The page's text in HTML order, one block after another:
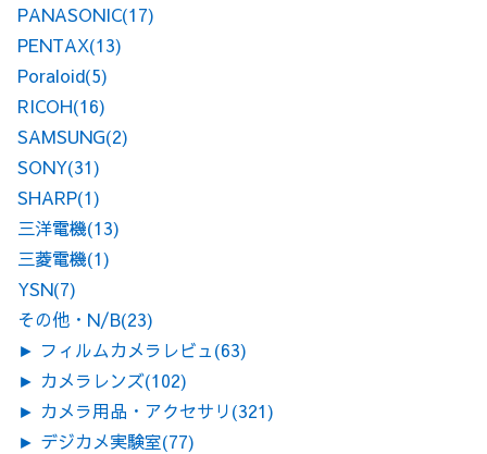
PANASONIC(17)
PENTAX(13)
Poraloid(5)
RICOH(16)
SAMSUNG(2)
SONY(31)
SHARP(1)
三洋電機(13)
三菱電機(1)
YSN(7)
その他・N/B(23)
► フィルムカメラレビュ(63)
► カメラレンズ(102)
► カメラ用品・アクセサリ(321)
► デジカメ実験室(77)